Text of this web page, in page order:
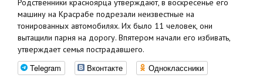
Родственники красноярца утверждают, в воскресенье его
машину на Красрабе подрезали неизвестные на
тонированных автомобилях. Их было 11 человек, они
вытащили парня на дорогу. Впятером начали его избивать,
утверждает семья пострадавшего.
Telegram Вконтакте Одноклассники